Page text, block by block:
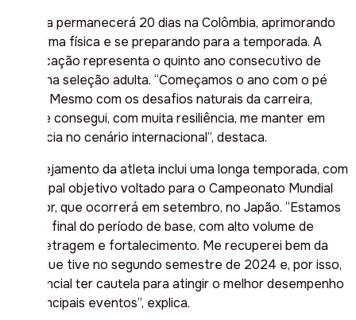
A atleta permanecerá 20 dias na Colômbia, aprimorando
sua forma física e se preparando para a temporada. A
convocação representa o quinto ano consecutivo de
Jaque na seleção adulta. “Começamos o ano com o pé
direito. Mesmo com os desafios naturais da carreira,
sempre consegui, com muita resiliência, me manter em
evidência no cenário internacional”, destaca.
O planejamento da atleta inclui uma longa temporada, com
o principal objetivo voltado para o Campeonato Mundial
Outdoor, que ocorrerá em setembro, no Japão. “Estamos
na reta final do período de base, com alto volume de
quilometragem e fortalecimento. Me recuperei bem da
lesão que tive no segundo semestre de 2024 e, por isso,
é essencial ter cautela para atingir o melhor desempenho
nos principais eventos”, explica.